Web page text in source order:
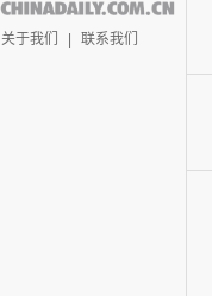
关于我们 联系我们